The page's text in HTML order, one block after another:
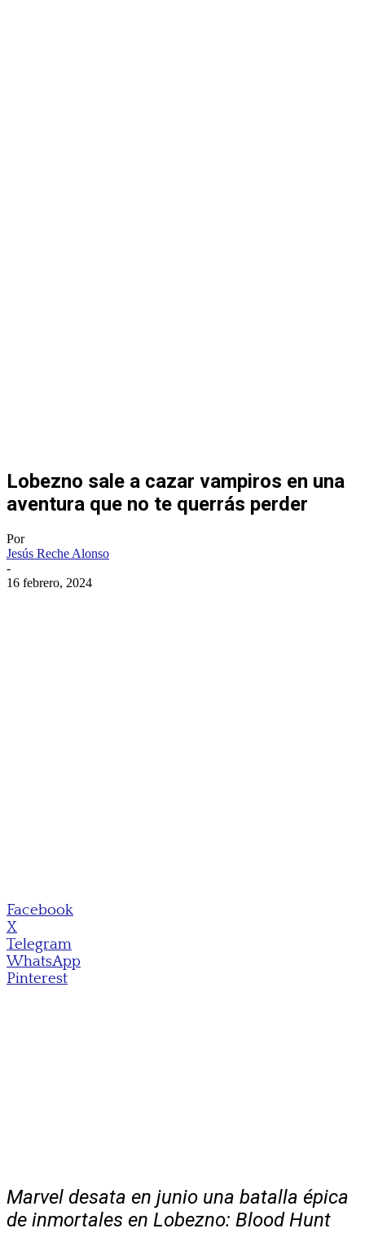
Lobezno sale a cazar vampiros en una
aventura que no te querrás perder
Por
Jesús Reche Alonso
-
16 febrero, 2024
Facebook
X
Telegram
WhatsApp
Pinterest
Marvel desata en junio una batalla épica
de inmortales en Lobezno: Blood Hunt